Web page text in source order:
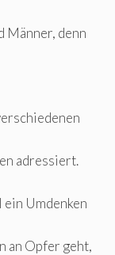
Männer, denn
adressiert.
Umdenken
an Opfer geht,